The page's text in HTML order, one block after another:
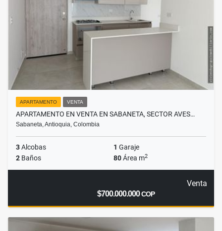
APARTAMENTO VENTA
APARTAMENTO EN VENTA EN SABANETA, SECTOR AVES…
Sabaneta, Antioquia, Colombia
3Alcobas 1 Garaje
2 Baños 80Área m2
Venta
$700.000.000COP